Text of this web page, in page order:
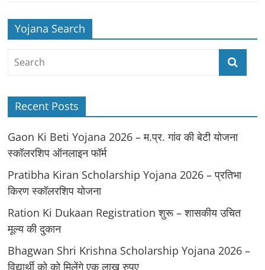
Yojana Search
Recent Posts
Gaon Ki Beti Yojana 2026 – म.प्र. गांव की बेटी योजना
स्कॉलरशिप ऑनलाइन फॉर्म
Pratibha Kiran Scholarship Yojana 2026 – प्रतिभा
किरण स्कॉलरशिप योजना
Ration Ki Dukaan Registration शुरू – शासकीय उचित
मूल्य की दुकान
Bhagwan Shri Krishna Scholarship Yojana 2026 –
विद्यार्थी को को मिलेंगे एक लाख रुपए